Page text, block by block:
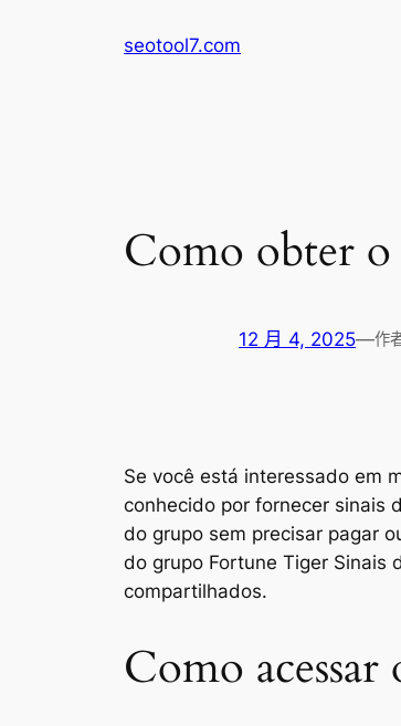
seotool7.com
Como obter
12 月 4, 2025—作
Se você está interessado em
conhecido por fornecer sinais
do grupo sem precisar pagar
do grupo Fortune Tiger Sinais
compartilhados.
Como